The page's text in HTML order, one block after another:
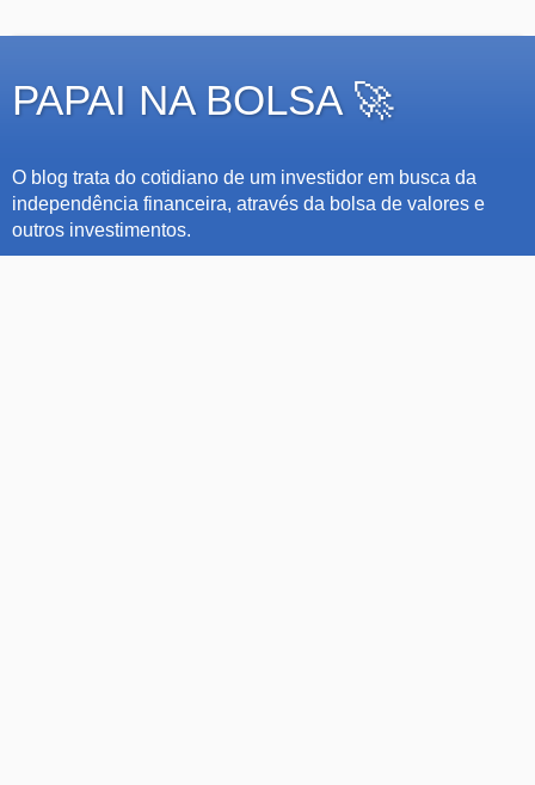
PAPAI NA BOLSA 🚀
O blog trata do cotidiano de um investidor em busca da
independência financeira, através da bolsa de valores e
outros investimentos.